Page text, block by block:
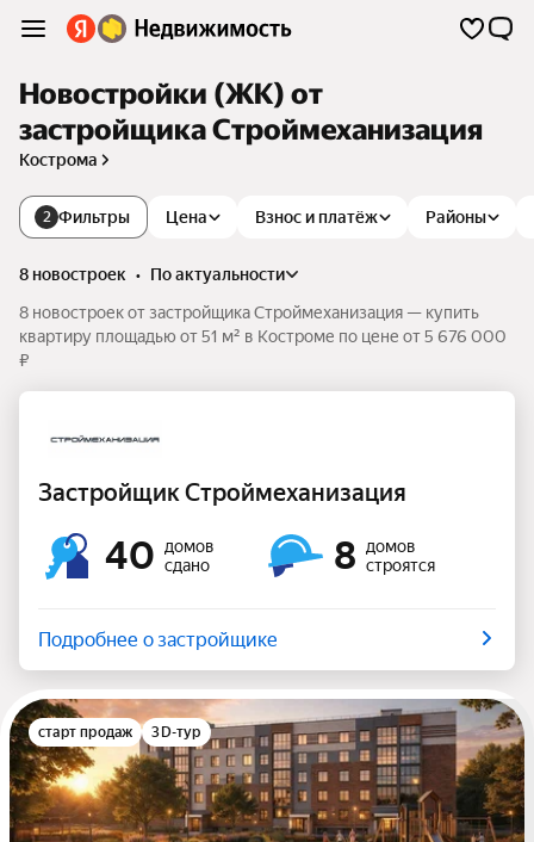
Новостройки (ЖК) от
застройщика Строймеханизация
Кострома
2 Фильтры Цена Взнос и платёж Районы
8 новостроек •
по актуальности
8 новостроек от застройщика Строймеханизация — купить
квартиру площадью от 51 м² в Костроме по цене от 5 676 000
₽
Застройщик Строймеханизация
40
домов
сдано
8
домов
строятся
Подробнее о застройщике
старт продаж 3D-тур